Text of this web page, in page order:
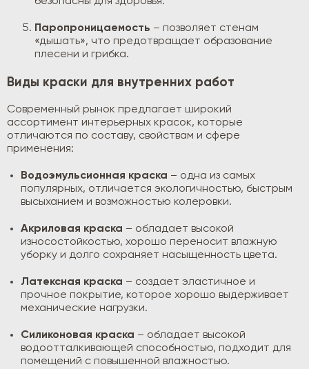
Паропроницаемость – позволяет стенам
«дышать», что предотвращает образование
плесени и грибка.
Виды краски для внутренних работ
Современный рынок предлагает широкий
ассортимент интерьерных красок, которые
отличаются по составу, свойствам и сфере
применения:
Водоэмульсионная краска – одна из самых
популярных, отличается экологичностью, быстрым
высыханием и возможностью колеровки.
Акриловая краска – обладает высокой
износостойкостью, хорошо переносит влажную
уборку и долго сохраняет насыщенность цвета.
Латексная краска – создает эластичное и
прочное покрытие, которое хорошо выдерживает
механические нагрузки.
Силиконовая краска – обладает высокой
водоотталкивающей способностью, подходит для
помещений с повышенной влажностью.